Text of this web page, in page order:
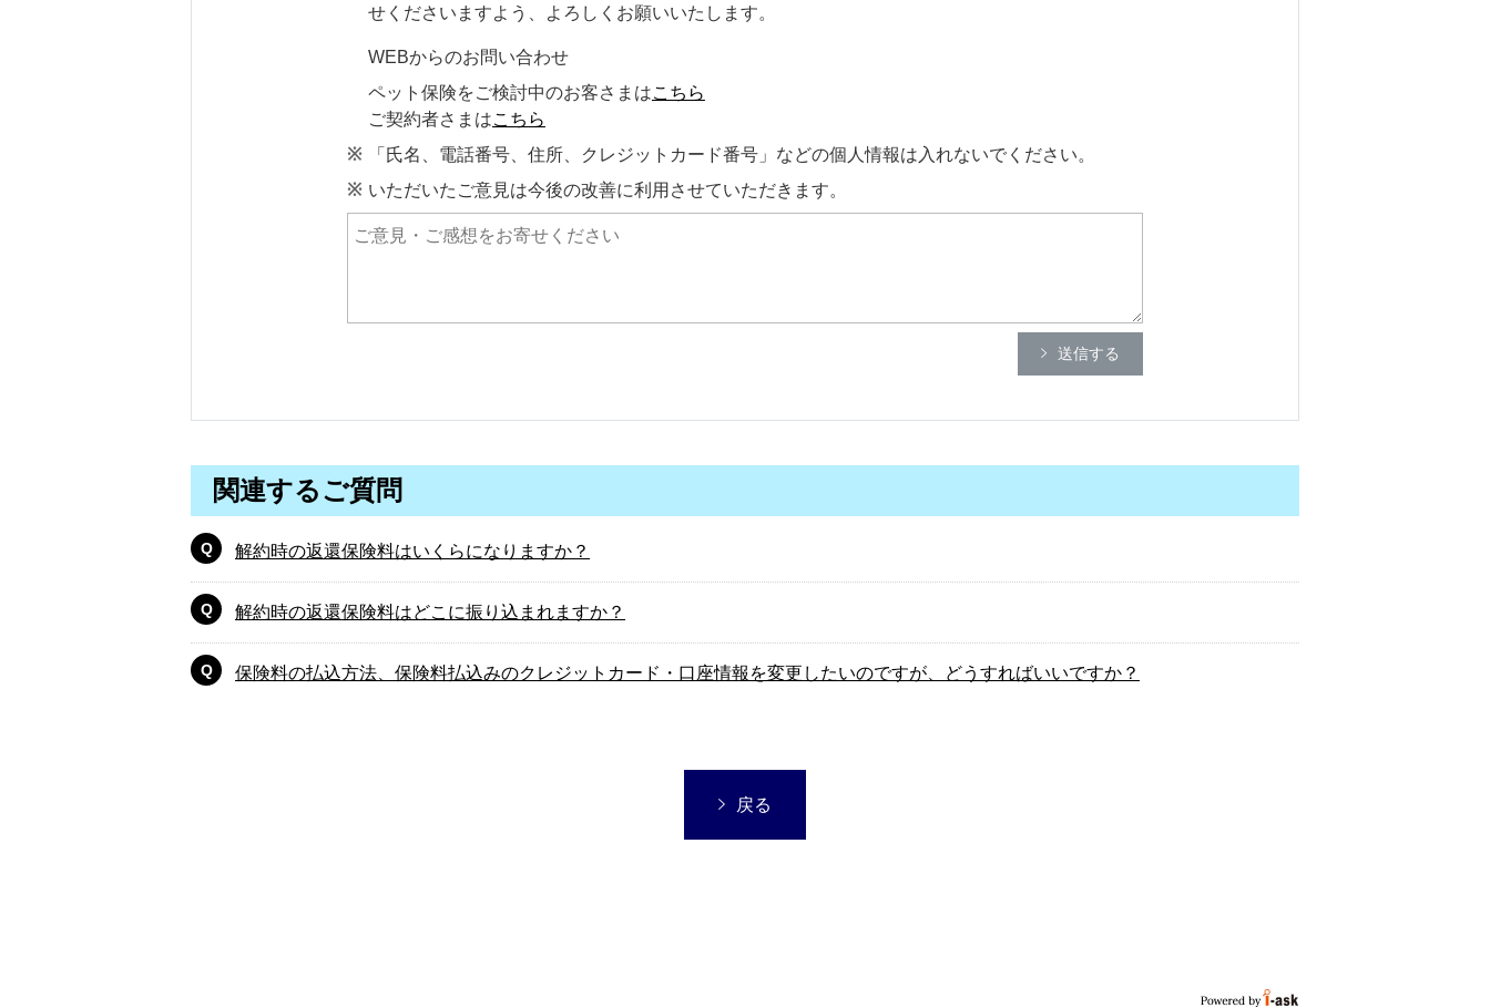
せくださいますよう、よろしくお願いいたします。
WEBからのお問い合わせ
ペット保険をご検討中のお客さまはこちら
ご契約者さまはこちら
「氏名、電話番号、住所、クレジットカード番号」などの個人情報は入れないでください。
いただいたご意見は今後の改善に利用させていただきます。
送信する
関連するご質問
解約時の返還保険料はいくらになりますか？
解約時の返還保険料はどこに振り込まれますか？
保険料の払込方法、保険料払込みのクレジットカード・口座情報を変更したいのですが、どうすればいいですか？
戻る